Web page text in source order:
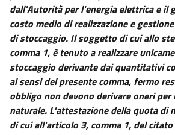
dall'Autorità per l'energia elettrica e il
costo medio di realizzazione e
di stoccaggio. Il soggetto di cui allo
comma 1, è tenuto a realizzare
stoccaggio derivante dai quantitativi
ai sensi del presente comma, fermo
obbligo non devono derivare oneri per
naturale. L'attestazione della quota di
di cui all'articolo 3, comma 1, del citato